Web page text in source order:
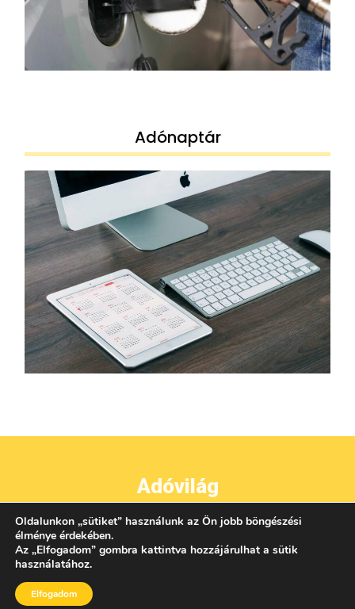
Adónaptár
Adóvilág
IMPRESSZUM● ADATVÉDELEM ● ÁSZF●KAPCSOLAT
AZ OLDALON TALÁLHATÓ TARTALMAK UTÁNKÖZLÉSE CSAK A KIADÓ ENGEDÉLYÉVEL
Oldalunkon „sütiket” használunk az Ön jobb böngészési
élménye érdekében.
Az „Elfogadom” gombra kattintva hozzájárulhat a sütik
használatához.
Elfogadom